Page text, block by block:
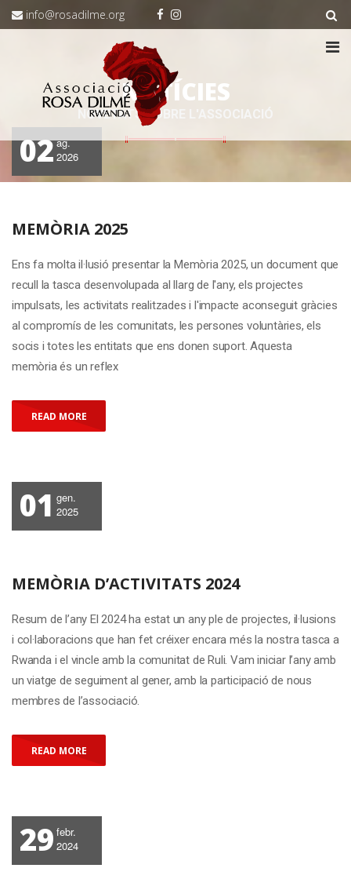
info@rosadilme.org
NOTÍCIES
NOVETATS SOBRE L'ASSOCIACIÓ
02ag.
2026
MEMÒRIA 2025
Ens fa molta il·lusió presentar la Memòria 2025, un document que
recull la tasca desenvolupada al llarg de l'any, els projectes
impulsats, les activitats realitzades i l'impacte aconseguit gràcies
al compromís de les comunitats, les persones voluntàries, els
socis i totes les entitats que ens donen suport. Aquesta
memòria és un reflex
READ MORE
01 gen.
2025
MEMÒRIA D’ACTIVITATS 2024
Resum de l’any El 2024 ha estat un any ple de projectes, il·lusions
i col·laboracions que han fet créixer encara més la nostra tasca a
Rwanda i el vincle amb la comunitat de Ruli. Vam iniciar l’any amb
un viatge de seguiment al gener, amb la participació de nous
membres de l’associació.
READ MORE
29 febr.
2024